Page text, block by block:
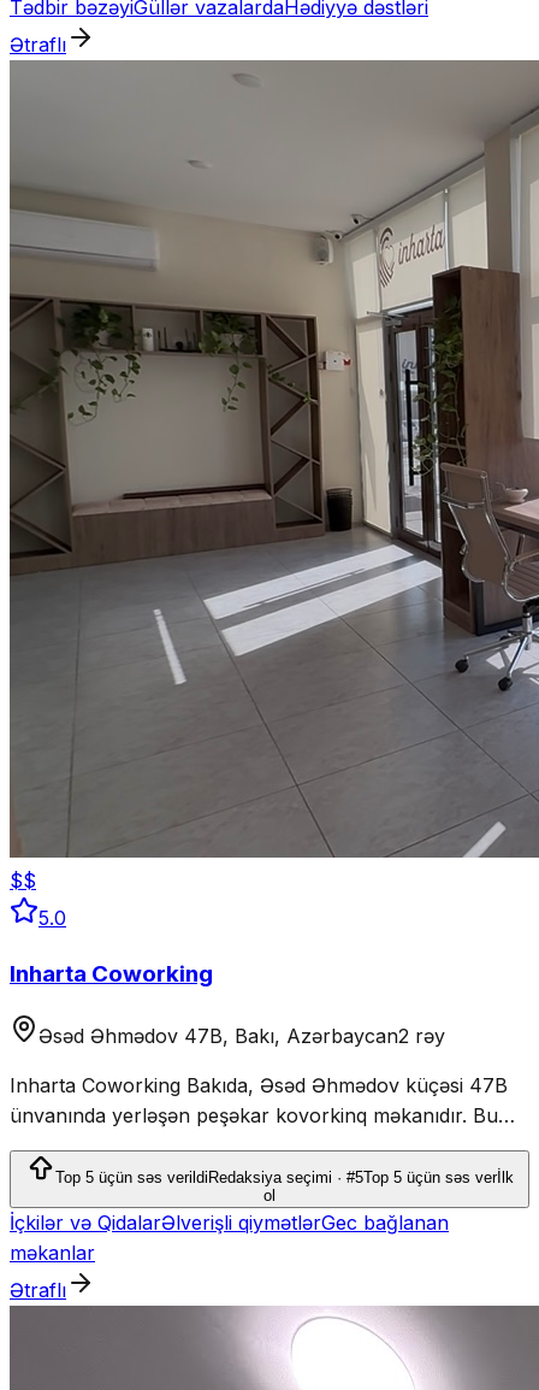
Tədbir bəzəyiGüllər vazalardaHədiyyə dəstləri
Ətraflı
$$
5.0
Inharta Coworking
Əsəd Əhmədov 47B, Bakı, Azərbaycan2 rəy
Inharta Coworking Bakıda, Əsəd Əhmədov küçəsi 47B
ünvanında yerləşən peşəkar kovorkinq məkanıdır. Bu
məkan fərdlər və komandalar üçün iş, əməkdaşlıq və
layihələrin inkişafı üçün rahat mühit təqdim edir.
Top 5 üçün səs verildiRedaksiya seçimi · #5Top 5 üçün səs verİlk
ol
İçkilər və QidalarƏlverişli qiymətlərGec bağlanan
məkanlar
Ətraflı